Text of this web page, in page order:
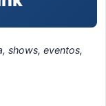
shows, eventos,